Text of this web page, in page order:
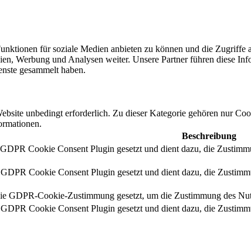
für soziale Medien anbieten zu können und die
Werbung und Analysen weiter. Unsere Partner führen diese
gesammelt haben.
unbedingt erforderlich. Zu dieser Kategorie gehören nur
Beschreibung
Cookie Consent Plugin gesetzt und dient dazu, die
Cookie Consent Plugin gesetzt und dient dazu, die
GDPR-Cookie-Zustimmung gesetzt, um die Zustimmung des
Cookie Consent Plugin gesetzt und dient dazu, die